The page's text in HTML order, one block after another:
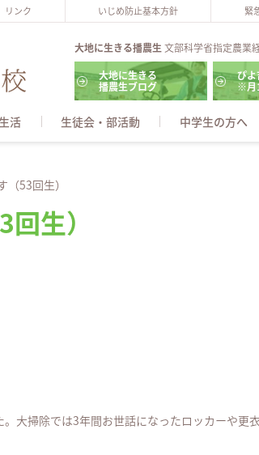
リンク いじめ防止基本方針 緊
大地に生きる播農生 文部科学省指定農業
大地に生きる
播農生ブログ
ぴよ
※月
活 生徒会・部活動 中学生の方へ
（53回生）
生）
大掃除では3年間お世話になったロッカーや